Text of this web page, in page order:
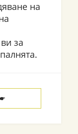
на
за